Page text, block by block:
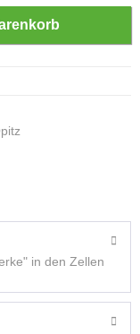
in den Zellen